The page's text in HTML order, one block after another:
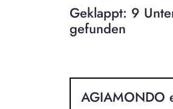
Geklappt: 9
gefunden
AGIAMONDO